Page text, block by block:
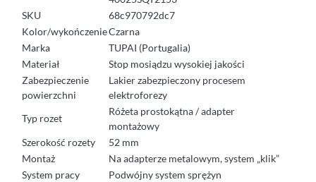
SKU
68c970792dc7
Kolor/wykończenieCzarna
Marka
TUPAI (Portugalia)
Materiał
Stop mosiądzu wysokiej jakości
Zabezpieczenie
powierzchni
Lakier zabezpieczony procesem
elektroforezy
Typ rozet
Różeta prostokątna / adapter
montażowy
Szerokość rozety
52 mm
Montaż
Na adapterze metalowym, system „klik”
System pracy
Podwójny system sprężyn